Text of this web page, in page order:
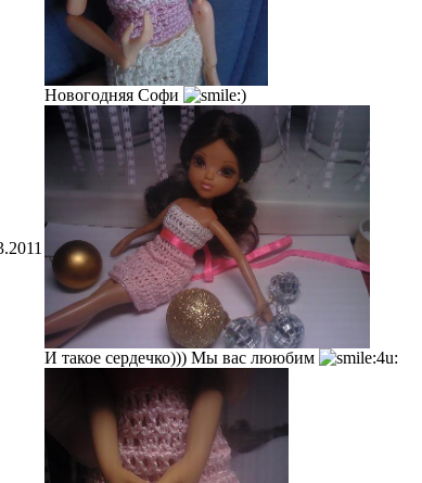
Новогодняя Софи
И такое сердечко))) Мы вас лююбим